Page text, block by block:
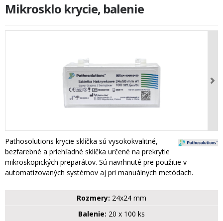
Mikrosklo krycie, balenie
Pathosolutions krycie sklíčka sú vysokokvalitné,
bezfarebné a priehľadné sklíčka určené na prekrytie
mikroskopických preparátov. Sú navrhnuté pre použitie v
automatizovaných systémov aj pri manuálnych metódach.
Rozmery: 24x24 mm
Balenie: 20 x 100 ks